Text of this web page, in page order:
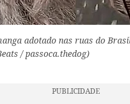
adotado nas ruas do
/ passoca.thedog)